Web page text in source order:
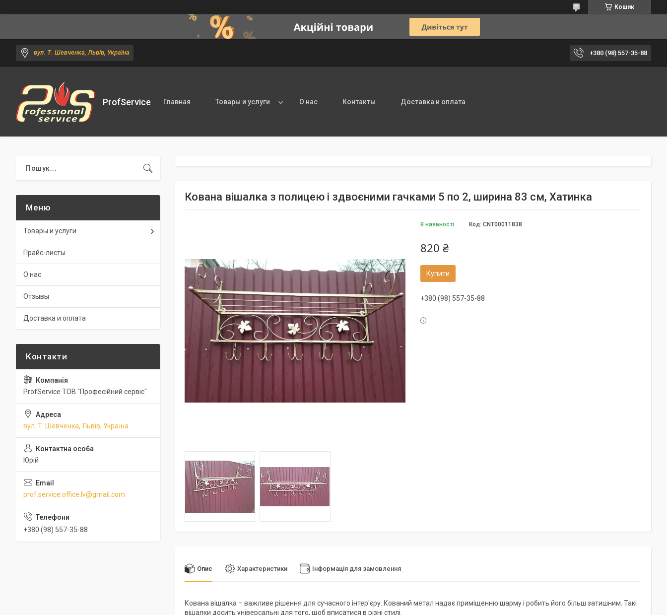
Кошик
вул. Т. Шевченка, Львів, Україна +380 (98) 557-35-88
ProfService Главная Товары и услуги О нас Контакты Доставка и оплата
Кована вішалка з полицею і здвоєними гачками 5 по 2, ширина 83 см, Хатинка
В наявності Код: CNT00011838
820 ₴
Купити
+380 (98) 557-35-88
Опис Характеристики Інформація для замовлення
Кована вішалка – важливе рішення для сучасного інтер'єру. Кований метал надає приміщенню шарму і робить його більш затишним. Такі
вішалки досить універсальні для того, щоб вписатися в різні стилі.
Товары и услуги
Прайс-листы
О нас
Отзывы
Доставка и оплата
ProfService ТОВ "Професійний сервіс"
вул. Т. Шевченка, Львів, Україна
Юрій
prof.service.office.lv@gmail.com
+380 (98) 557-35-88